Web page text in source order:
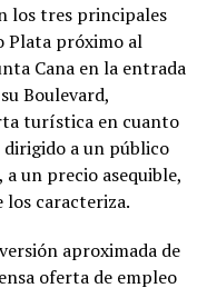
los tres principales
Plata próximo al
Cana en la entrada
Boulevard,
turística en cuanto
a un público
un precio asequible,
los caracteriza.
aproximada de
oferta de empleo